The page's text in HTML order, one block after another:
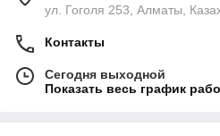
ул. Гоголя 253, Алматы,
Контакты
Сегодня выходной
Показать весь график